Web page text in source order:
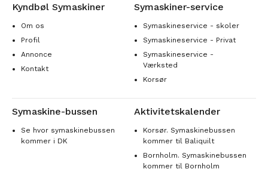
Kyndbøl Symaskiner
Om os
Profil
Annonce
Kontakt
Symaskiner-service
Symaskineservice - skoler
Symaskineservice - Privat
Symaskineservice -
Værksted
Korsør
Symaskine-bussen
Se hvor symaskinebussen
kommer i DK
Aktivitetskalender
Korsør. Symaskinebussen
kommer til Baliquilt
Bornholm. Symaskinebussen
kommer til Bornholm